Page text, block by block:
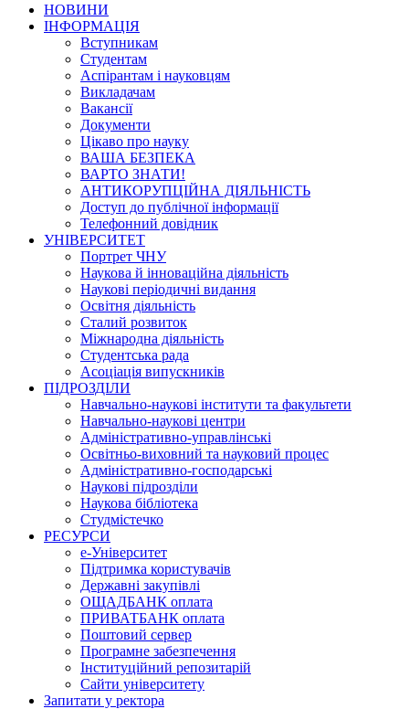
НОВИНИ
ІНФОРМАЦІЯ
Вступникам
Студентам
Аспірантам і науковцям
Викладачам
Вакансії
Документи
Цікаво про науку
ВАША БЕЗПЕКА
ВАРТО ЗНАТИ!
АНТИКОРУПЦІЙНА ДІЯЛЬНІСТЬ
Доступ до публічної інформації
Телефонний довідник
УНІВЕРСИТЕТ
Портрет ЧНУ
Наукова й інноваційна діяльність
Наукові періодичні видання
Освітня діяльність
Сталий розвиток
Міжнародна діяльність
Студентська рада
Асоціація випускників
ПІДРОЗДІЛИ
Навчально-наукові інститути та факультети
Навчально-наукові центри
Адміністративно-управлінські
Освітньо-виховний та науковий процес
Адміністративно-господарські
Наукові підрозділи
Наукова бібліотека
Студмістечко
РЕСУРСИ
е-Університет
Підтримка користувачів
Державні закупівлі
ОЩАДБАНК оплата
ПРИВАТБАНК оплата
Поштовий сервер
Програмне забезпечення
Інституційний репозитарій
Сайти університету
Запитати у ректора